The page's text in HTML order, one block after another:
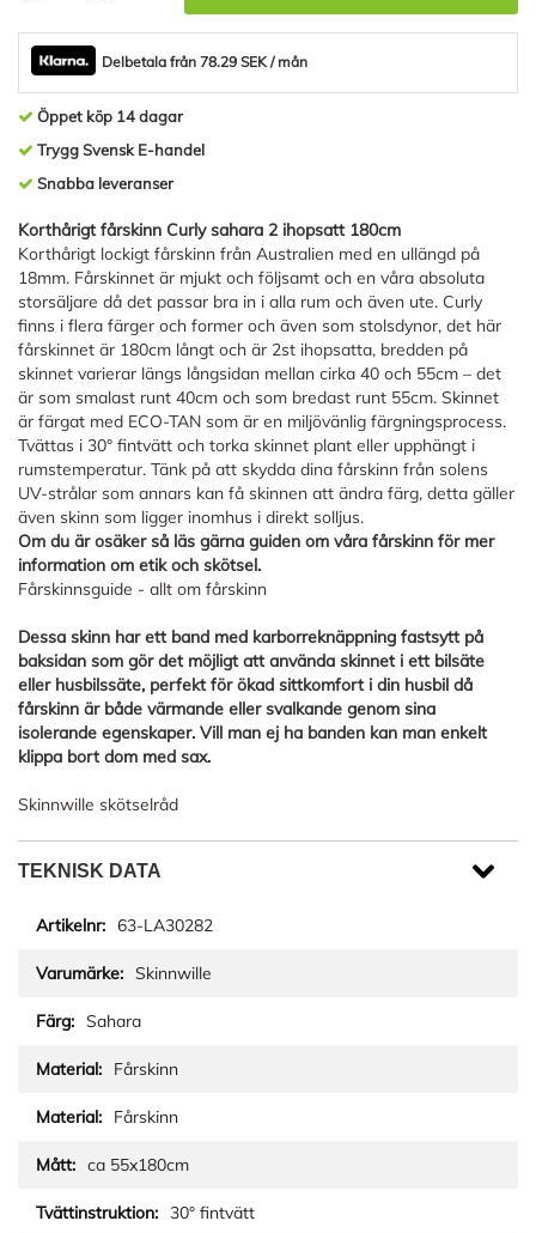
Delbetala från 78.29 SEK / mån
Öppet köp 14 dagar
Trygg Svensk E-handel
Snabba leveranser
Korthårigt fårskinn Curly sahara 2 ihopsatt 180cm
Korthårigt lockigt fårskinn från Australien med en ullängd på
18mm. Fårskinnet är mjukt och följsamt och en våra absoluta
storsäljare då det passar bra in i alla rum och även ute. Curly
finns i flera färger och former och även som stolsdynor, det här
fårskinnet är 180cm långt och är 2st ihopsatta, bredden på
skinnet varierar längs långsidan mellan cirka 40 och 55cm – det
är som smalast runt 40cm och som bredast runt 55cm. Skinnet
är färgat med ECO-TAN som är en miljövänlig färgningsprocess.
Tvättas i 30° fintvätt och torka skinnet plant eller upphängt i
rumstemperatur. Tänk på att skydda dina fårskinn från solens
UV-strålar som annars kan få skinnen att ändra färg, detta gäller
även skinn som ligger inomhus i direkt solljus.
Om du är osäker så läs gärna guiden om våra fårskinn för mer
information om etik och skötsel.
Fårskinnsguide - allt om fårskinn
Dessa skinn har ett band med karborreknäppning fastsytt på
baksidan som gör det möjligt att använda skinnet i ett bilsäte
eller husbilssäte, perfekt för ökad sittkomfort i din husbil då
fårskinn är både värmande eller svalkande genom sina
isolerande egenskaper. Vill man ej ha banden kan man enkelt
klippa bort dom med sax.
Skinnwille skötselråd
TEKNISK DATA
63-LA30282
Skinnwille
Sahara
Fårskinn
Fårskinn
ca 55x180cm
30° fintvätt